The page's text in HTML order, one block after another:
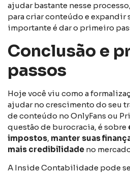
ajudar bastante nesse
para criar conteúdo e expandir
importante é dar o primeiro
Conclusão e
passos
Hoje você viu como a
ajudar no crescimento do seu
de conteúdo no OnlyFans ou
questão de burocracia, é sobre
impostos, manter suas
mais credibilidade no
A Inside Contabilidade pode